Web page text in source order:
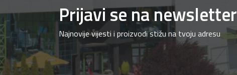
Prijavi se na newsletter
Najnovije vijesti i proizvodi stižu na tvoju adresu